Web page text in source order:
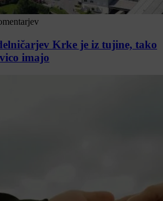
Krke je iz tujine, tako
imajo